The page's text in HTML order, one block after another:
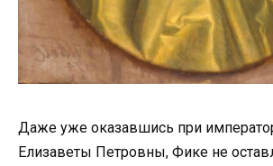
Даже уже оказавшись при
Елизаветы Петровны, Фике не